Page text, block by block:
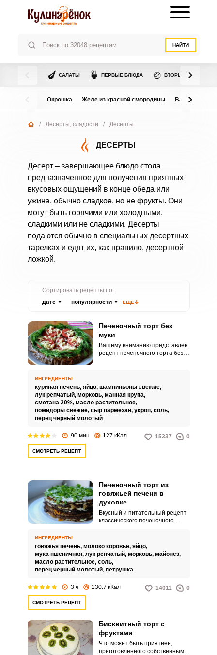
НАЙТИ
🍆 САЛАТЫ 🍵 ПЕРВЫЕ БЛЮДА 🍲 ВТОРЫЕ БЛЮДА
Окрошка Желе из красной смородины Варенье из
/ Десерты, сладости / Десерты
ДЕСЕРТЫ
Десерт – завершающее блюдо стола,
предназначенное для получения приятных
вкусовых ощущений в конце обеда или
ужина, обычно сладкое, но не фрукты. Они
могут быть горячими или холодными,
сладкими или не сладкими. Десерты
подаются обычно в специальных десертных
тарелках и едят их, как правило, десертной
ложкой.
Сортировать рецепты по:
дате
популярности ЕЩЕ
Печеночный торт без
муки
Вашему вниманию представлен
рецепт печеночного торта без
выглядит воздушным.
ИНГРЕДИЕНТЫ
куриная печень, яйцо, шампиньоны свежие,
лук репчатый, морковь, манная крупа,
сметана 20%, масло растительное,
помидоры свежие, сыр пармезан, укроп, соль,
перец черный молотый
90 мин 127 кКал 15337 0
СМОТРЕТЬ РЕЦЕПТ
Печеночный торт из
говяжьей печени в
духовке
Вкусный и питательный рецепт
классического печеночного
полезные свойства этого
замечательного продукта.
ИНГРЕДИЕНТЫ
говяжья печень, молоко коровье, яйцо,
мука пшеничная, лук репчатый, морковь, майонез,
масло растительное, соль,
перец черный молотый, петрушка
3 ч 130.7 кКал 14011 0
СМОТРЕТЬ РЕЦЕПТ
Бисквитный торт с
фруктами
Что может быть приятнее,
приготовленного собственными